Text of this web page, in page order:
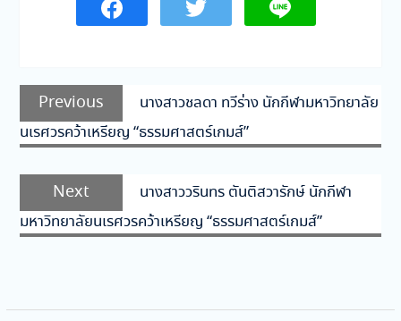
แนะแนว
เรื่อง
Previous
Previous
post:
นางสาวชลดา ทวีร่าง นักกีฬามหาวิทยาลัย
นเรศวรคว้าเหรียญ “ธรรมศาสตร์เกมส์”
Next
Next
post:
นางสาววรินทร ตันติสวารักษ์ นักกีฬา
มหาวิทยาลัยนเรศวรคว้าเหรียญ “ธรรมศาสตร์เกมส์”